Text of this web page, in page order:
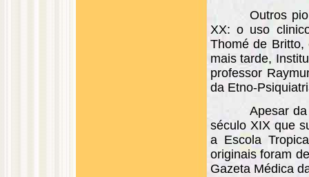
Outros
XX: o uso
Thomé de Britto,
mais tarde,
professor
da Etno-
Apesar
século XIX que
a Escola
originais foram
Gazeta Médica